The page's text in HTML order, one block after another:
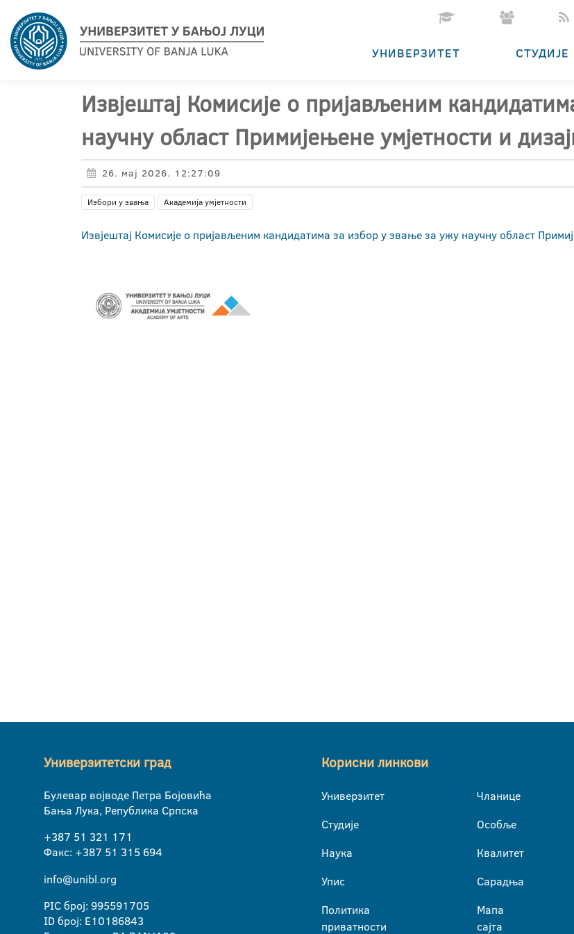
УНИВЕРЗИТЕТ СТУДИЈЕ
Извјештај Комисије о пријављеним
научну област Примијењене умјетности и
26. мај 2026. 12:27:09
Избори у звања Академија умјетности
Извјештај Комисије о пријављеним кандидатима за избор у звање за ужу научну област
Универзитетски град
Булевар војводе Петра Бојовића
Бања Лука, Република Српска
+387 51 321 171
Факс: +387 51 315 694
info@unibl.org
PIC број: 995591705
ID број: E10186843
Корисни линкови
Универзитет
Студије
Наука
Упис
Политика
приватности
Чланице
Особље
Квалитет
Сарадња
Мапа
сајта